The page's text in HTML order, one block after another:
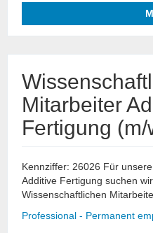
Mitarbeiter
Fertigung (m/
Kennziffer: 26026 Für
Additive Fertigung suchen
Wissenschaftlichen
Professional - Permanent